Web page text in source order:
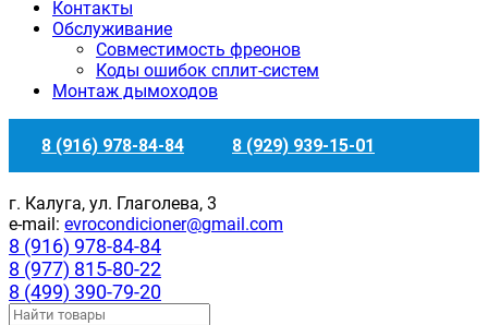
Контакты
Обслуживание
Совместимость фреонов
Коды ошибок сплит-систем
Монтаж дымоходов
8 (916) 978-84-84 8 (929) 939-15-01
г. Калуга, ул. Глаголева, 3
e-mail: evrocondicioner@gmail.com
8 (916) 978-84-84
8 (977) 815-80-22
8 (499) 390-79-20